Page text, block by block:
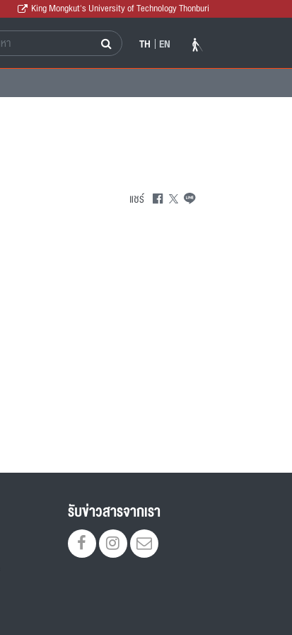
King Mongkut's University of Technology Thonburi
TH EN
แชร์
รับข่าวสารจากเรา